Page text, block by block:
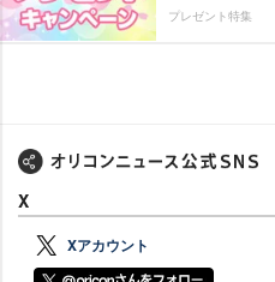
プレゼント特集
X
Xアカウント